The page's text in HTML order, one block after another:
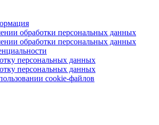
обработки персональных данных
обработки персональных данных
персональных данных
персональных данных
cookie-файлов